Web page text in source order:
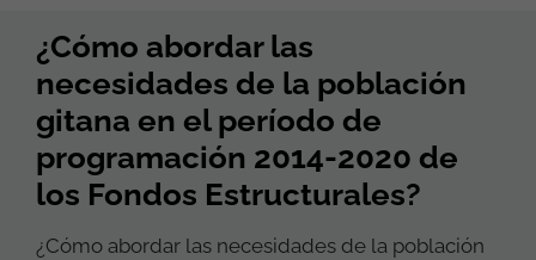
¿Cómo abordar las
necesidades de la población
gitana en el período de
programación 2014-2020 de
los Fondos Estructurales?
¿Cómo abordar las necesidades de la población